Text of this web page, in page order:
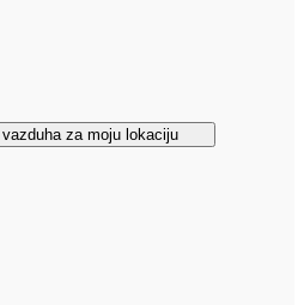
za moju lokaciju